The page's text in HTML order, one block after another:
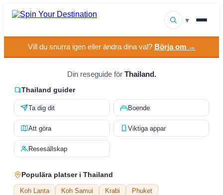
▾
Resmål
Bläddra efter intresse
Hur det fungerar
Om oss
Kontakt
Vill du snurra igen eller ändra dina val? Börja om →
Din reseguide för Thailand.
Thailand guider
Ta dig dit Boende
Att göra Viktiga appar
Resesällskap
Populära platser i Thailand
Koh Lanta Koh Samui Krabi Phuket